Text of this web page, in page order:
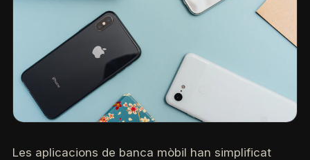
Les aplicacions de banca mòbil han simplificat